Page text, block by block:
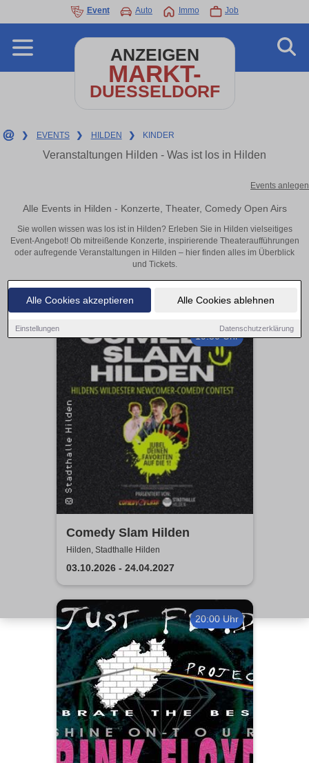
Alle Cookies akzeptieren Alle Cookies ablehnen
Einstellungen Datenschutzerklärung
Event Auto Immo Job
ANZEIGEN
MARKT-
DUESSELDORF
❯ EVENTS ❯ HILDEN ❯ KINDER
Veranstaltungen Hilden - Was ist los in Hilden
Events anlegen
Alle Events in Hilden - Konzerte, Theater, Comedy Open Airs
Sie wollen wissen was los ist in Hilden? Erleben Sie in Hilden vielseitiges
Event-Angebot! Ob mitreißende Konzerte, inspirierende Theateraufführungen
oder aufregende Veranstaltungen in Hilden – hier finden alles im Überblick
und Tickets.
19:30 Uhr
Comedy Slam Hilden
Hilden, Stadthalle Hilden
03.10.2026 - 24.04.2027
20:00 Uhr